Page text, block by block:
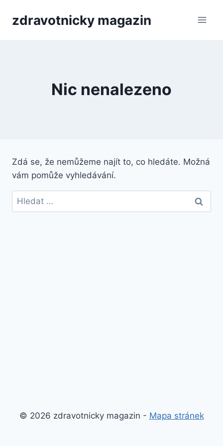
zdravotnicky magazin
Nic nenalezeno
Zdá se, že nemůžeme najít to, co hledáte. Možná
vám pomůže vyhledávání.
Vyhledávání
© 2026 zdravotnicky magazin - Mapa stránek